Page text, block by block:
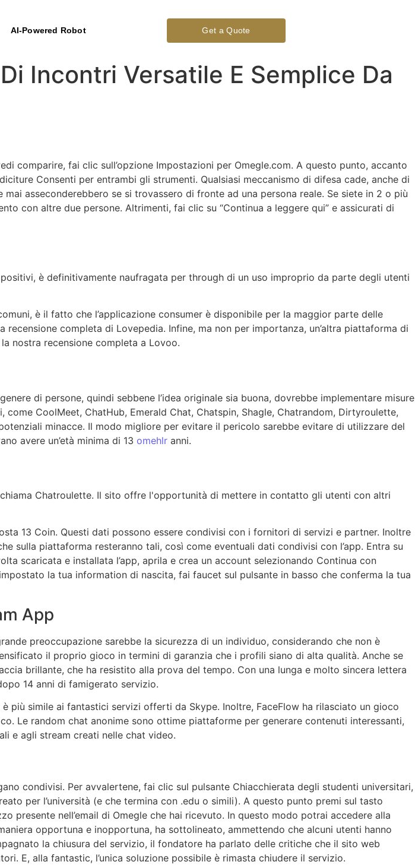
AI-Powered Robot Get a Quote
Incontri Versatile E Semplice Da
comparire, fai clic sull’opzione Impostazioni per Omegle.com. A questo punto, accanto
Consenti per entrambi gli strumenti. Qualsiasi meccanismo di difesa cade, anche di
asseconderebbero se si trovassero di fronte ad una persona reale. Se siete in 2 o più
con altre due persone. Altrimenti, fai clic su “Continua a leggere qui” e assicurati di
è definitivamente naufragata per through di un uso improprio da parte degli utenti
è il fatto che l’applicazione consumer è disponibile per la maggior parte delle
completa di Lovepedia. Infine, ma non per importanza, un’altra piattaforma di
nostra recensione completa a Lovoo.
di persone, quindi sebbene l’idea originale sia buona, dovrebbe implementare misure
CoolMeet, ChatHub, Emerald Chat, Chatspin, Shagle, Chatrandom, Dirtyroulette,
minacce. Il modo migliore per evitare il pericolo sarebbe evitare di utilizzare del
avere un’età minima di 13 omehlr anni.
Chatroulette. Il sito offre l'opportunità di mettere in contatto gli utenti con altri
13 Coin. Questi dati possono essere condivisi con i fornitori di servizi e partner. Inoltre
sulla piattaforma resteranno tali, così come eventuali dati condivisi con l’app. Entra su
scaricata e installata l’app, aprila e crea un account selezionando Continua con
la tua information di nascita, fai faucet sul pulsante in basso che conferma la tua
App
preoccupazione sarebbe la sicurezza di un individuo, considerando che non è
il proprio gioco in termini di garanzia che i profili siano di alta qualità. Anche se
brillante, che ha resistito alla prova del tempo. Con una lunga e molto sincera lettera
14 anni di famigerato servizio.
più simile ai fantastici servizi offerti da Skype. Inoltre, FaceFlow ha rilasciato un gioco
Le random chat anonime sono ottime piattaforme per generare contenuti interessanti,
e agli stream creati nelle chat video.
condivisi. Per avvalertene, fai clic sul pulsante Chiacchierata degli studenti universitari,
per l’università (e che termina con .edu o simili). A questo punto premi sul tasto
presente nell’email di Omegle che hai ricevuto. In questo modo potrai accedere alla
opportuna e inopportuna, ha sottolineato, ammettendo che alcuni utenti hanno
la chiusura del servizio, il fondatore ha parlato delle critiche che il sito web
E, alla fantastic, l’unica soluzione possibile è rimasta chiudere il servizio.